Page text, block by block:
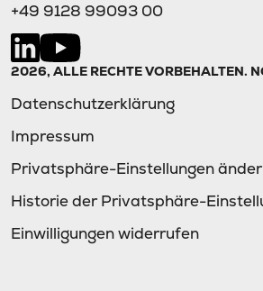
+49 9128 99093 00
2026, ALLE RECHTE VORBEHALTEN.
Datenschutzerklärung
Impressum
Privatsphäre-Einstellungen
Historie der Privatsphäre-
Einwilligungen widerrufen